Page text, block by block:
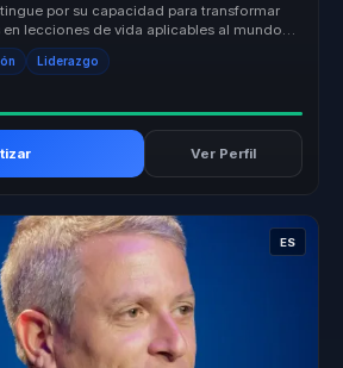
por su capacidad para transformar
en lecciones de vida aplicables al mundo
Liderazgo
Ver Perfil
ES